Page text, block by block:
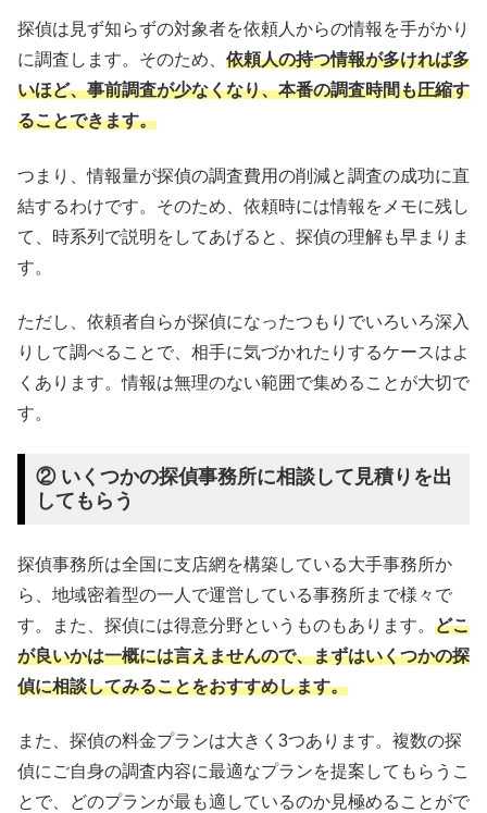
探偵は見ず知らずの対象者を依頼人からの情報を手がかり
に調査します。そのため、 依頼人の持つ情報が多ければ多
いほど、事前調査が少なくなり、本番の調査時間も圧縮す
ることできます。
つまり、情報量が探偵の調査費用の削減と調査の成功に直
結するわけです。そのため、依頼時には情報をメモに残し
て、時系列で説明をしてあげると、探偵の理解も早まりま
す。
ただし、依頼者自らが探偵になったつもりでいろいろ深入
りして調べることで、相手に気づかれたりするケースはよ
くあります。情報は無理のない範囲で集めることが大切で
す。
② いくつかの探偵事務所に相談して見積りを出
してもらう
探偵事務所は全国に支店網を構築している大手事務所か
ら、地域密着型の一人で運営している事務所まで様々で
す。また、探偵には得意分野というものもあります。 どこ
が良いかは一概には言えませんので、まずはいくつかの探
偵に相談してみることをおすすめします。
また、探偵の料金プランは大きく3つあります。複数の探
偵にご自身の調査内容に最適なプランを提案してもらうこ
とで、どのプランが最も適しているのか見極めることがで